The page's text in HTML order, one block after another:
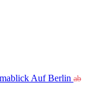
Auf Berlin ab